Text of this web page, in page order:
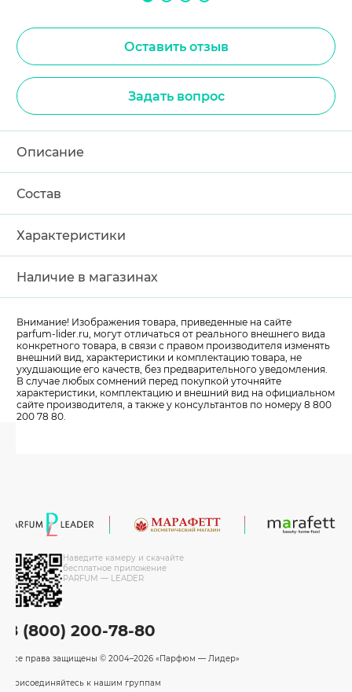
Оставить отзыв
Задать вопрос
Описание
Состав
Характеристики
Наличие в магазинах
Внимание! Изображения товара, приведенные на сайте
parfum-lider.ru, могут отличаться от реального внешнего вида
конкретного товара, в связи с правом производителя изменять
внешний вид, характеристики и комплектацию товара, не
ухудшающие его качеств, без предварительного уведомления.
В случае любых сомнений перед покупкой уточняйте
характеристики, комплектацию и внешний вид на официальном
сайте производителя, а также у консультантов по номеру 8 800
200 78 80.
Наведите камеру и скачайте
бесплатное приложение
PARFUM — LEADER
8 (800) 200-78-80
Все права защищены © 2004–2026 «Парфюм — Лидер»
Присоединяйтесь к нашим группам